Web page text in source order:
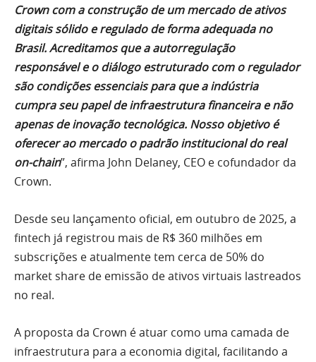
Crown com a construção de um mercado de ativos
digitais sólido e regulado de forma adequada no
Brasil. Acreditamos que a autorregulação
responsável e o diálogo estruturado com o regulador
são condições essenciais para que a indústria
cumpra seu papel de infraestrutura financeira e não
apenas de inovação tecnológica. Nosso objetivo é
oferecer ao mercado o padrão institucional do real
on-chain”, afirma John Delaney, CEO e cofundador da
Crown.
Desde seu lançamento oficial, em outubro de 2025, a
fintech já registrou mais de R$ 360 milhões em
subscrições e atualmente tem cerca de 50% do
market share de emissão de ativos virtuais lastreados
no real.
A proposta da Crown é atuar como uma camada de
infraestrutura para a economia digital, facilitando a